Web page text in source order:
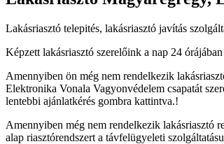
Lakásriasztó telepités, lakásriasztó javítás
Képzett lakásriasztó szerelőink a nap 24
Amennyiben ön még nem rendelkezik
Elektronika Vonala Vagyonvédelem csapatát
lentebbi ajánlatkérés gombra kattintva.!
Amennyiben még nem rendelkezik lakásriasztó
alap riasztórendszert a távfelügyeleti